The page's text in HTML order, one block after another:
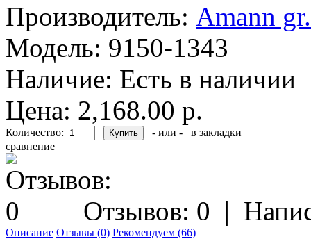
Производитель: Amann
Модель: 9150-1343
Наличие: Есть в наличии
Цена: 2,168.00 р.
Количество: - или -
в закладки
сравнение
Отзывов: 0 |
Описание Отзывы (0) Рекомендуем (66)